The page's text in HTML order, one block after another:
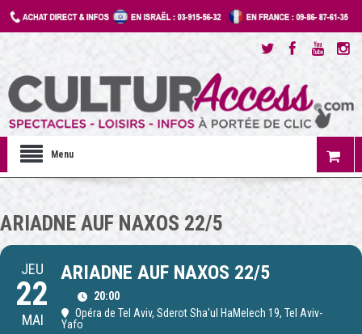
Menu
ARIADNE AUF NAXOS 22/5
JEU
22
MAI
ARIADNE AUF NAXOS 22/5
20:00
Opéra de Tel Aviv, Sderot Sha'ul HaMelech 19, Tel Aviv-
Yafo